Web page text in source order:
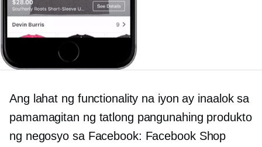
Ang lahat ng functionality na iyon ay inaalok sa
pamamagitan ng tatlong pangunahing produkto
ng negosyo sa Facebook: Facebook Shop